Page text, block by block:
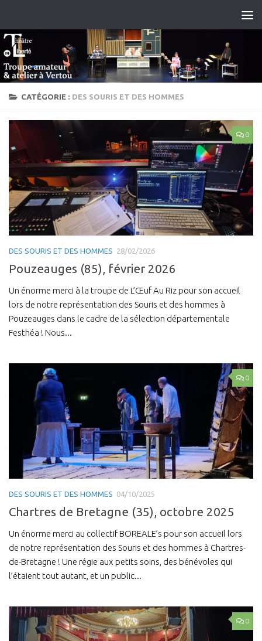
CATÉGORIE : DES SOURIS ET DES HOMMES
0
DES SOURIS ET DES HOMMES 28/02/2026
Pouzeauges (85), février 2026
Un énorme merci à la troupe de L’Œuf Au Riz pour son accueil
lors de notre représentation des Souris et des hommes à
Pouzeauges dans le cadre de la sélection départementale
Festhéa ! Nous...
0
DES SOURIS ET DES HOMMES 04/10/2025
Chartres de Bretagne (35), octobre 2025
Un énorme merci au collectif BOREALE’s pour son accueil lors
de notre représentation des Souris et des hommes à Chartres-
de-Bretagne ! Une régie aux petits soins, des bénévoles qui
l’étaient tout autant, et un public...
0